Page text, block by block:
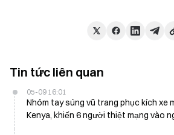
Tin tức liên quan
05-09 16:01
Nhóm tay súng vũ trang phục kích xe
Kenya, khiến 6 người thiệt mạng vào